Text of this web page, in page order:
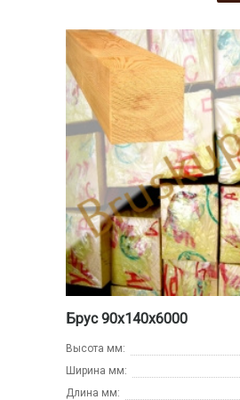
Брус 90х140х6000
Высота мм:
Ширина мм:
Длина мм: